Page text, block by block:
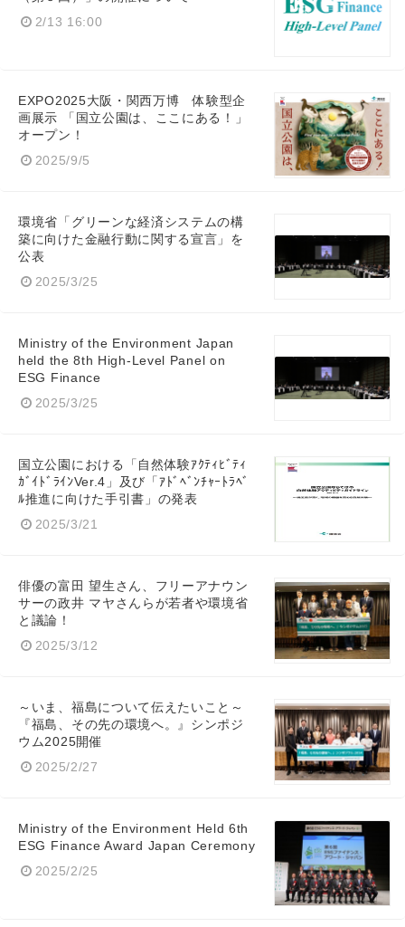
2/13 16:00
EXPO2025大阪・関西万博 体験型企
画展示 「国立公園は、ここにある！」
オープン！
2025/9/5
環境省「グリーンな経済システムの構
築に向けた金融行動に関する宣言」を
公表
2025/3/25
Ministry of the Environment Japan
held the 8th High-Level Panel on
ESG Finance
2025/3/25
国立公園における「自然体験ｱｸﾃｨﾋﾞﾃｨ
ｶﾞｲﾄﾞﾗｲﾝVer.4」及び「ｱﾄﾞﾍﾞﾝﾁｬｰﾄﾗﾍﾞ
ﾙ推進に向けた手引書」の発表
2025/3/21
俳優の富田 望生さん、フリーアナウン
サーの政井 マヤさんらが若者や環境省
と議論！
2025/3/12
～いま、福島について伝えたいこと～
『福島、その先の環境へ。』シンポジ
ウム2025開催
2025/2/27
Ministry of the Environment Held 6th
ESG Finance Award Japan Ceremony
2025/2/25